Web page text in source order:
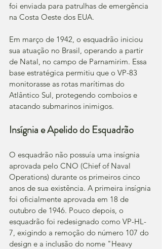
foi enviada para patrulhas de emergência
na Costa Oeste dos EUA.
Em março de 1942, o esquadrão iniciou
sua atuação no Brasil, operando a partir
de Natal, no campo de Parnamirim. Essa
base estratégica permitiu que o VP-83
monitorasse as rotas marítimas do
Atlântico Sul, protegendo comboios e
atacando submarinos inimigos.
Insígnia e Apelido do Esquadrão
O esquadrão não possuía uma insígnia
aprovada pelo CNO (Chief of Naval
Operations) durante os primeiros cinco
anos de sua existência. A primeira insígnia
foi oficialmente aprovada em 18 de
outubro de 1946. Pouco depois, o
esquadrão foi redesignado como VP-HL-
7, exigindo a remoção do número 107 do
design e a inclusão do nome "Heavy